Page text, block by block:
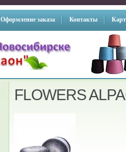
Оформление заказа Контакты
FLOWERS